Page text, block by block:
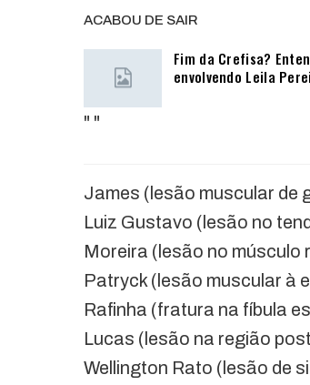
ACABOU DE SAIR
Fim da Crefisa?
envolvendo Leila
" "
James (lesão muscular de
Luiz Gustavo (lesão no
Moreira (lesão no músculo
Patryck (lesão muscular à
Rafinha (fratura na fíbula
Lucas (lesão na região
Wellington Rato (lesão de